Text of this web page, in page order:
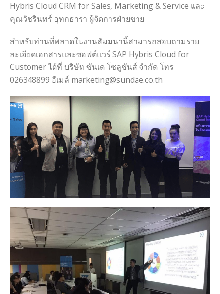
Hybris Cloud CRM for Sales, Marketing & Service และ
คุณวัชรินทร์ อุทกธารา ผู้จัดการฝ่ายขาย
สำหรับท่านที่พลาดในงานสัมมนานี้สามารถสอบถามราย
ละเอียดเอกสารและซอฟต์แวร์ SAP Hybris Cloud for
Customer ได้ที่ บริษัท ซันเด โซลูชันส์ จำกัด โทร
026348899 อีเมล์ marketing@sundae.co.th